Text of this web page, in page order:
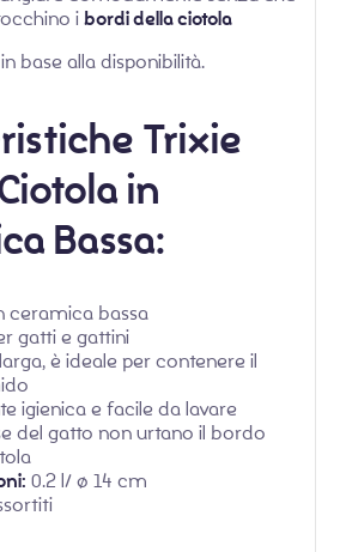
ibordi della ciotola
base alla disponibilità.
Trixie
in
Bassa:
ceramica bassa
gatti e gattini
è ideale per contenere il
igienica e facile da lavare
del gatto non urtano il bordo
0.2 l/ ø 14 cm